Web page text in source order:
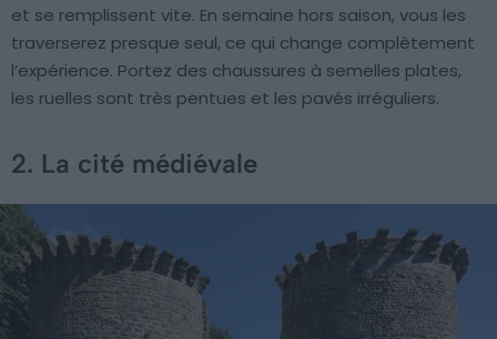
et se remplissent vite. En semaine hors saison, vous les
traverserez presque seul, ce qui change complètement
l’expérience. Portez des chaussures à semelles plates,
les ruelles sont très pentues et les pavés irréguliers.
2. La cité médiévale